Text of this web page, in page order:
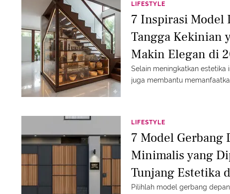
LIFESTYLE
7 Inspirasi Model
Tangga Kekinian
Makin Elegan di
Selain meningkatkan estetika
juga membantu
LIFESTYLE
7 Model Gerbang
Minimalis yang
Tunjang Estetika
Pilihlah model gerbang